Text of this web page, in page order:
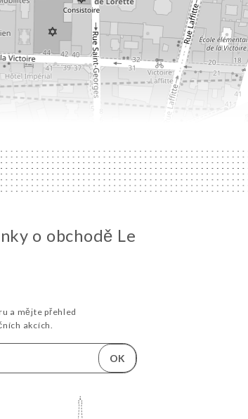
o obchodě Le
a mějte přehled
akcích.
OK